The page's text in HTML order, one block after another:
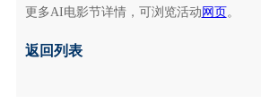
更多AI电影节详情，可浏览活动 网页。
返回列表